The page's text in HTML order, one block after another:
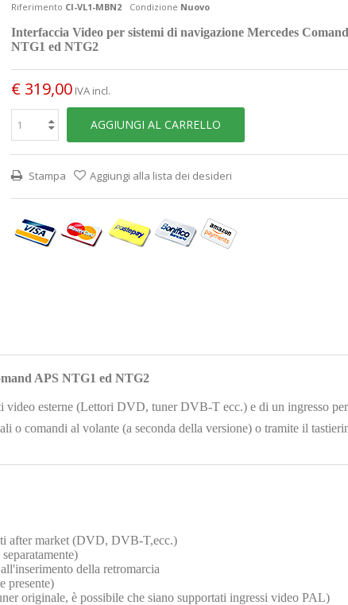
Riferimento CI-VL1-MBN2 Condizione Nuovo
Interfaccia Video per sistemi di navigazione Mercedes
NTG1 ed NTG2
€ 319,00 IVA incl.
AGGIUNGI AL CARRELLO
Stampa Aggiungi alla lista dei desideri
APS NTG1 ed NTG2
esterne (Lettori DVD, tuner DVB-T ecc.) e di un ingresso
o comandi al volante (a seconda della versione) o tramite il
after market (DVD, DVB-T,ecc.)
della retromarcia
presente)
originale, è possibile che siano supportati ingressi video PAL)